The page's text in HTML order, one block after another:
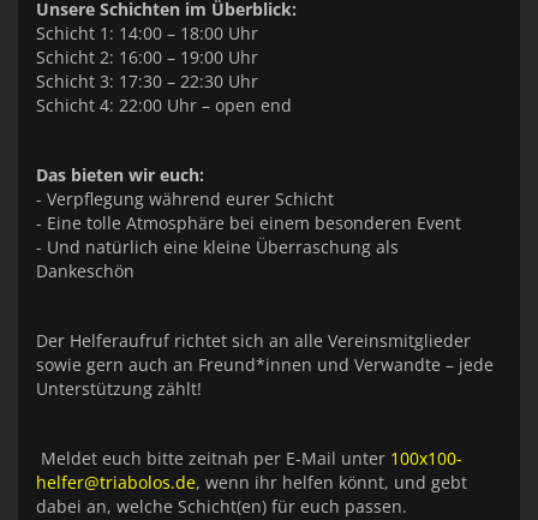
Unsere Schichten im Überblick:
Schicht 1: 14:00 – 18:00 Uhr
Schicht 2: 16:00 – 19:00 Uhr
Schicht 3: 17:30 – 22:30 Uhr
Schicht 4: 22:00 Uhr – open end
Das bieten wir euch:
- Verpflegung während eurer Schicht
- Eine tolle Atmosphäre bei einem besonderen Event
- Und natürlich eine kleine Überraschung als
Dankeschön
Der Helferaufruf richtet sich an alle Vereinsmitglieder
sowie gern auch an Freund*innen und Verwandte – jede
Unterstützung zählt!
Meldet euch bitte zeitnah per E-Mail unter 100x100-
helfer@triabolos.de, wenn ihr helfen könnt, und gebt
dabei an, welche Schicht(en) für euch passen.